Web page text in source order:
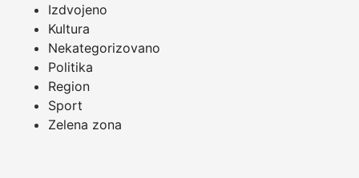
Izdvojeno
Kultura
Nekategorizovano
Politika
Region
Sport
Zelena zona